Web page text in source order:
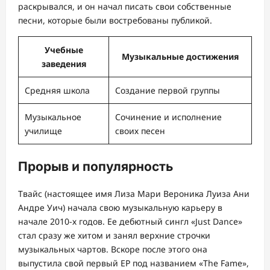
раскрывался, и он начал писать свои собственные
песни, которые были востребованы публикой.
Учебные
заведения
Музыкальные достижения
Средняя школа Создание первой группы
Музыкальное
училище
Сочинение и исполнение
своих песен
Прорыв и популярность
Твайс (настоящее имя Лиза Мари Вероника Луиза Ани
Андре Уич) начала свою музыкальную карьеру в
начале 2010-х годов. Ее дебютный сингл «Just Dance»
стал сразу же хитом и занял верхние строчки
музыкальных чартов. Вскоре после этого она
выпустила свой первый EP под названием «The Fame»,